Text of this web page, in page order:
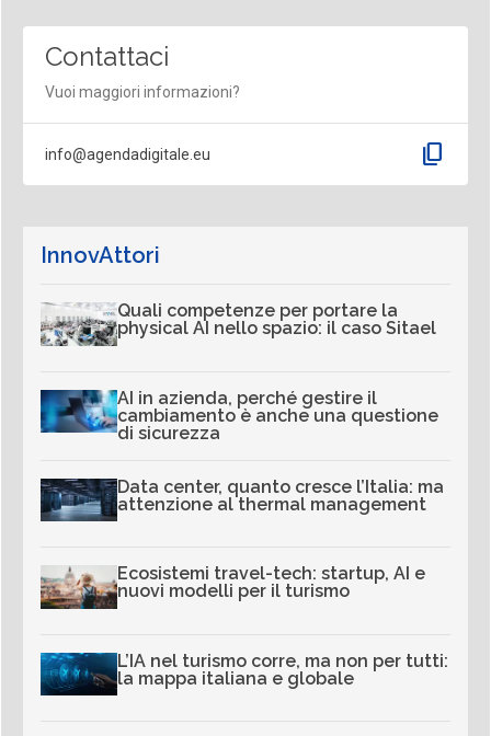
Contattaci
Vuoi maggiori informazioni?
info@agendadigitale.eu content_copy
InnovAttori
Quali competenze per portare la
physical AI nello spazio: il caso Sitael
AI in azienda, perché gestire il
cambiamento è anche una questione
di sicurezza
Data center, quanto cresce l’Italia: ma
attenzione al thermal management
Ecosistemi travel-tech: startup, AI e
nuovi modelli per il turismo
L’IA nel turismo corre, ma non per tutti:
la mappa italiana e globale